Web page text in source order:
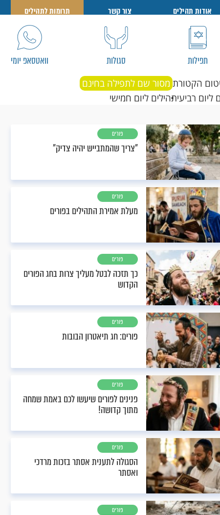
אודות תהילים צור קשר תרומות לתהילים
תפילות סגולות וואטסאפ יומי
הקטורת מסור שם לתפילה בחינם
ליום רביעיתהילים ליום חמישי
פורים
"צריך שהמתבייש יהיה צדיק"
פורים
מעלת אמירת התהילים בפורים
פורים
כך תזכה לבטל מעליך צרות בחג הפורים
הקדוש
פורים
פורים: חג תיאטרון הבובות
פורים
פנינים לפורים שיעשו לכם באמת שמחה
מתוך קדושה!
פורים
הסגולה לתענית אסתר בזכות מרדכי
ואסתר
פורים